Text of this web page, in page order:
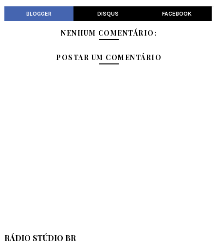
BLOGGER DISQUS FACEBOOK
NENHUM COMENTÁRIO:
POSTAR UM COMENTÁRIO
RÁDIO STÚDIO BR